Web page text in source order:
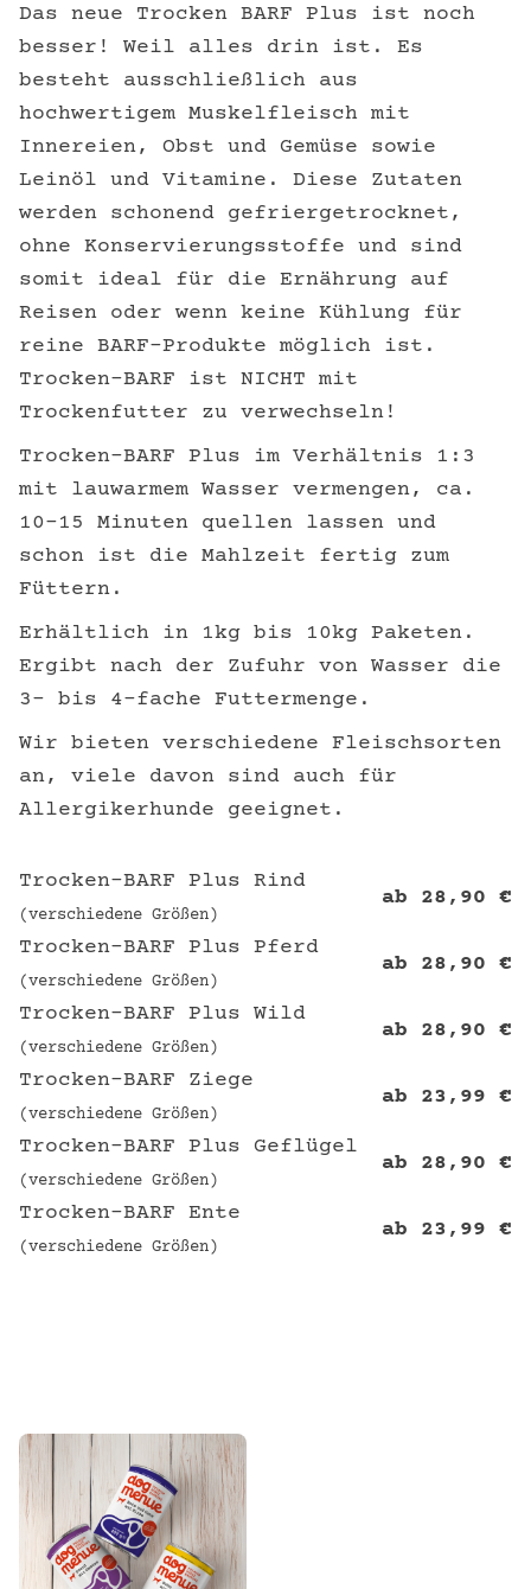
Das neue Trocken BARF Plus ist noch
besser! Weil alles drin ist. Es
besteht ausschließlich aus
hochwertigem Muskelfleisch mit
Innereien, Obst und Gemüse sowie
Leinöl und Vitamine. Diese Zutaten
werden schonend gefriergetrocknet,
ohne Konservierungsstoffe und sind
somit ideal für die Ernährung auf
Reisen oder wenn keine Kühlung für
reine BARF-Produkte möglich ist.
Trocken-BARF ist NICHT mit
Trockenfutter zu verwechseln!
Trocken-BARF Plus im Verhältnis 1:3
mit lauwarmem Wasser vermengen, ca.
10–15 Minuten quellen lassen und
schon ist die Mahlzeit fertig zum
Füttern.
Erhältlich in 1kg bis 10kg Paketen.
Ergibt nach der Zufuhr von Wasser die
3- bis 4-fache Futtermenge.
Wir bieten verschiedene Fleischsorten
an, viele davon sind auch für
Allergikerhunde geeignet.
Trocken-BARF Plus Rind
(verschiedene Größen)
ab 28,90 €
Trocken-BARF Plus Pferd
(verschiedene Größen)
ab 28,90 €
Trocken-BARF Plus Wild
(verschiedene Größen)
ab 28,90 €
Trocken-BARF Ziege
(verschiedene Größen)
ab 23,99 €
Trocken-BARF Plus Geflügel
(verschiedene Größen)
ab 28,90 €
Trocken-BARF Ente
(verschiedene Größen)
ab 23,99 €